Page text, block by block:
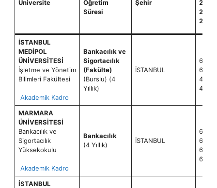
Üniversite
Öğretim
Süresi
Şehir
2020
2019
2018
İSTANBUL
MEDİPOL
ÜNİVERSİTESİ
İşletme ve Yönetim
Bilimleri Fakültesi
Akademik Kadro
Bankacılık ve
Sigortacılık
(Fakülte)
(Burslu) (4
Yıllık)
İSTANBUL
6+0
6+0
4+0
4+0
MARMARA
ÜNİVERSİTESİ
Bankacılık ve
Sigortacılık
Yüksekokulu
Akademik Kadro
Bankacılık
(4 Yıllık)
İSTANBUL
60+2
60+2
60+2
60+2
İSTANBUL